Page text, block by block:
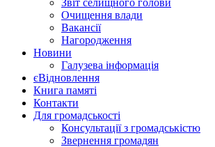
Очищення влади
Вакансії
Нагородження
Новини
Галузева інформація
єВідновлення
Книга памяті
Контакти
Для громадськості
Консультації з громадськістю
Звернення громадян